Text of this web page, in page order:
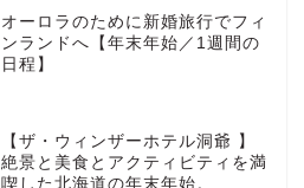
オーロラのために新婚旅行でフィ
ンランドへ【年末年始／1週間の
日程】
【ザ・ウィンザーホテル洞爺 】
絶景と美食とアクティビティを満
喫した北海道の年末年始。
HOTEL
TRAVEL